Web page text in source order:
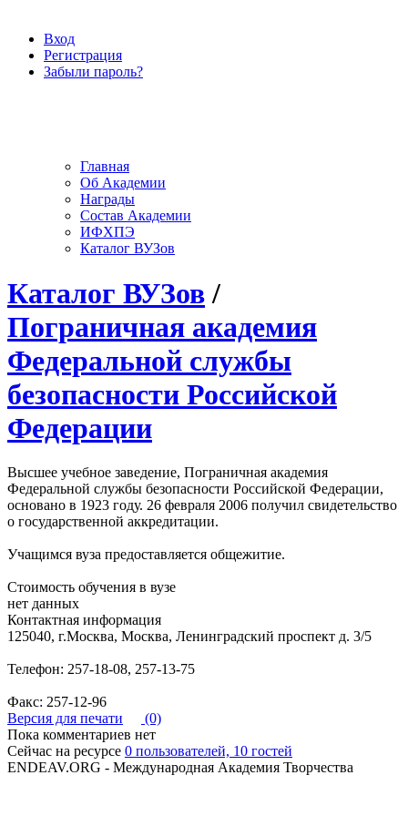
Вход
Регистрация
Забыли пароль?
Главная
Об Академии
Награды
Состав Академии
ИФХПЭ
Каталог ВУЗов
Каталог ВУЗов /
Пограничная академия
Федеральной службы
безопасности Российской
Федерации
Высшее учебное заведение, Пограничная академия
Федеральной службы безопасности Российской Федерации,
основано в 1923 году. 26 февраля 2006 получил свидетельство
о государственной аккредитации.
Учащимся вуза предоставляется общежитие.
Стоимость обучения в вузе
нет данных
Контактная информация
125040, г.Москва, Москва, Ленинградский проспект д. 3/5
Телефон: 257-18-08, 257-13-75
Факс: 257-12-96
Версия для печати
(0)
Пока комментариев нет
Сейчас на ресурсе 0 пользователей, 10 гостей
ENDEAV.ORG - Международная Академия Творчества